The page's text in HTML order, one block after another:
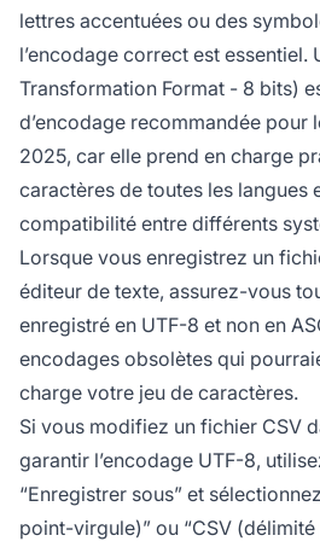
lettres accentuées ou des
l’encodage correct est essentiel.
Transformation Format - 8 bits)
d’encodage recommandée pour
2025, car elle prend en charge
caractères de toutes les langues
compatibilité entre différents
Lorsque vous enregistrez un
éditeur de texte, assurez-vous
enregistré en UTF-8 et non en
encodages obsolètes qui
charge votre jeu de caractères.
Si vous modifiez un fichier CSV
garantir l’encodage UTF-8,
“Enregistrer sous” et
point-virgule)” ou “CSV